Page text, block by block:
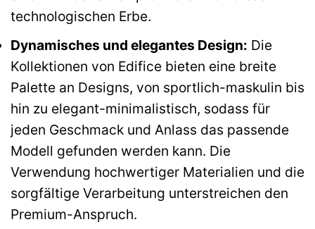
technologischen Erbe.
Dynamisches und elegantes Design: Die
Kollektionen von Edifice bieten eine breite
Palette an Designs, von sportlich-maskulin bis
hin zu elegant-minimalistisch, sodass für
jeden Geschmack und Anlass das passende
Modell gefunden werden kann. Die
Verwendung hochwertiger Materialien und die
sorgfältige Verarbeitung unterstreichen den
Premium-Anspruch.